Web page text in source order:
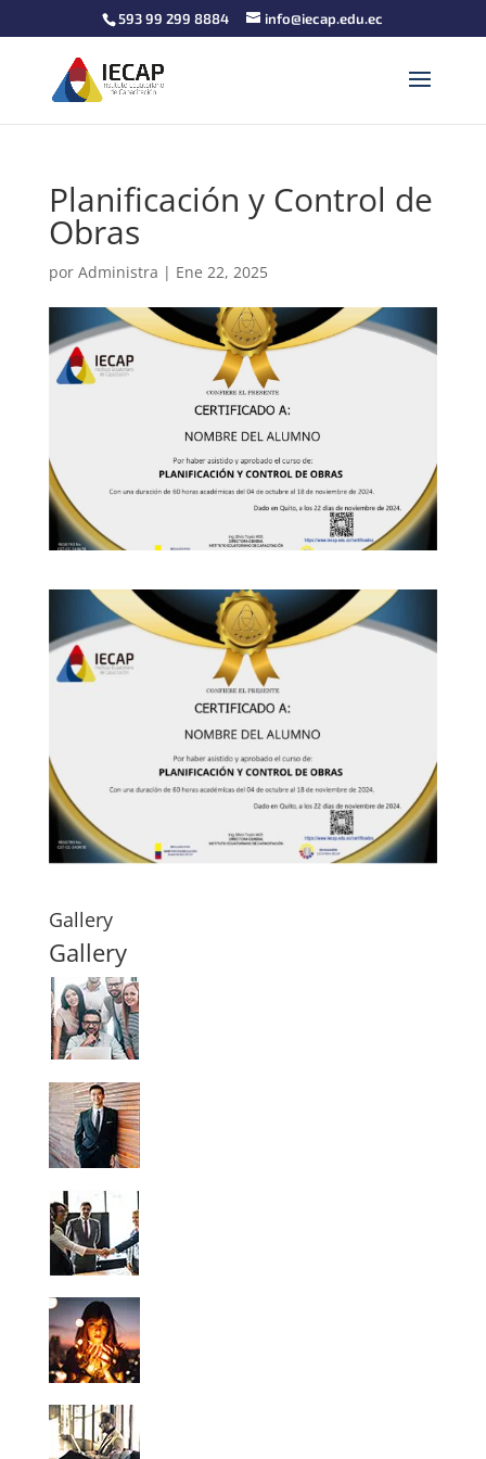
593 99 299 8884 info@iecap.edu.ec
Planificación y Control de
Obras
por Administra | Ene 22, 2025
Gallery
Gallery